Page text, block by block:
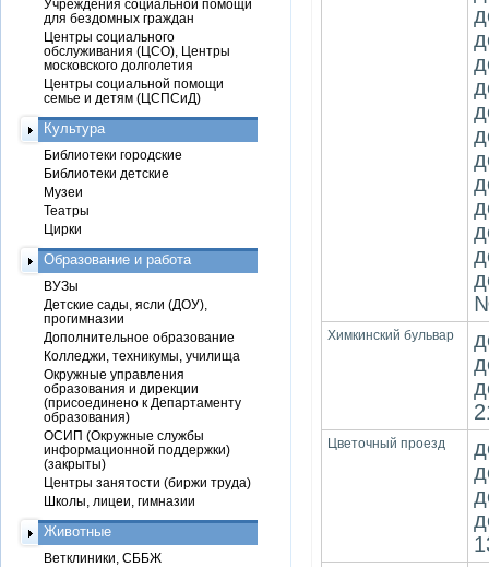
Химкинский бульвар
Цветочный проезд
Учреждения социальной помощи
для бездомных граждан
Центры социального
обслуживания (ЦСО), Центры
московского долголетия
Центры социальной помощи
семье и детям (ЦСПСиД)
Культура
Библиотеки городские
Библиотеки детские
Музеи
Театры
Цирки
Образование и работа
ВУЗы
Детские сады, ясли (ДОУ),
прогимназии
Дополнительное образование
Колледжи, техникумы, училища
Окружные управления
образования и дирекции
(присоединено к Департаменту
образования)
ОСИП (Окружные службы
информационной поддержки)
(закрыты)
Центры занятости (биржи труда)
Школы, лицеи, гимназии
Животные
Ветклиники, СББЖ